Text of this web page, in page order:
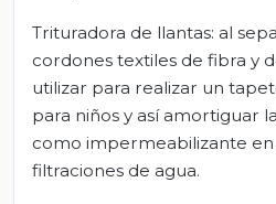
Trituradora de llantas: al
cordones textiles de fibra y
utilizar para realizar un
para niños y así amortiguar
como impermeabilizante en
filtraciones de agua.